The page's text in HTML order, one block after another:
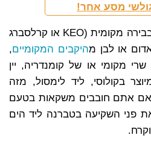
מסע אחר!
אפשר ללוות את הארוחה בבירה מקומית (KEO או קרלסברג
או לבן מהיקבים המקומיים,
מקומי או של קומנדריה, יין
בקולוסי, ליד לימסול, מזה
אם אתם חובבים משקאות בטעם
פני השקיעה בטברנה ליד הים